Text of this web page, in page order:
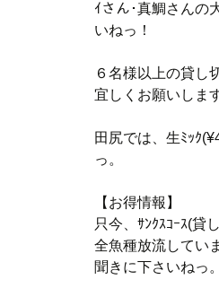
ｲさん･真鯛さんの
いねっ！
６名様以上の貸し
宜しくお願いしま
田尻では、生ﾐｯｸ
っ。
【お得情報】
只今、ｻﾝｸｽｺｰｽ(貸
全魚種放流してい
聞きに下さいねっ。